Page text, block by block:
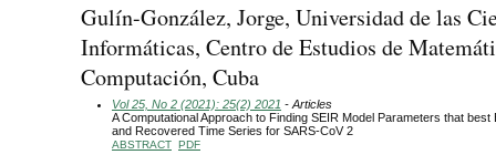
Gulín-González, Jorge, Universidad de las
Informáticas, Centro de Estudios de
Computación, Cuba
Vol 25, No 2 (2021): 25(2) 2021 - Articles
A Computational Approach to Finding SEIR Model Parameters that best
and Recovered Time Series for SARS-CoV 2
ABSTRACT PDF